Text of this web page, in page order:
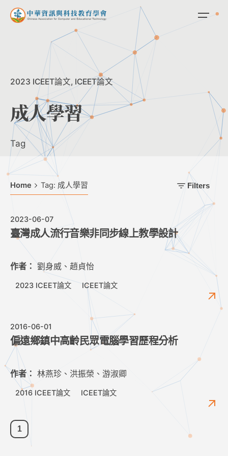
Skip
2023 ICEET論文 ICEET論文
成人學習
Tag
Home Tag: 成人學習 Filters
2023-06-07
臺灣成人流行音樂非同步線上教學設計
作者： 劉身威、趙貞怡
2023 ICEET論文 ICEET論文
2016-06-01
偏遠鄉鎮中高齡民眾電腦學習歷程分析
作者： 林燕珍、洪振榮、游淑卿
2016 ICEET論文 ICEET論文
1